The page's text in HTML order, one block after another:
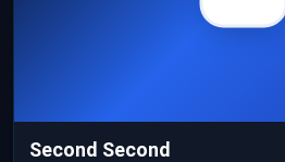
Second Second